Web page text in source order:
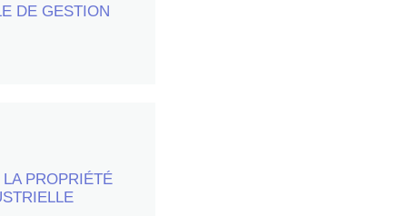
DE GESTION
par semestre
PROPRIÉTÉ
par semestre